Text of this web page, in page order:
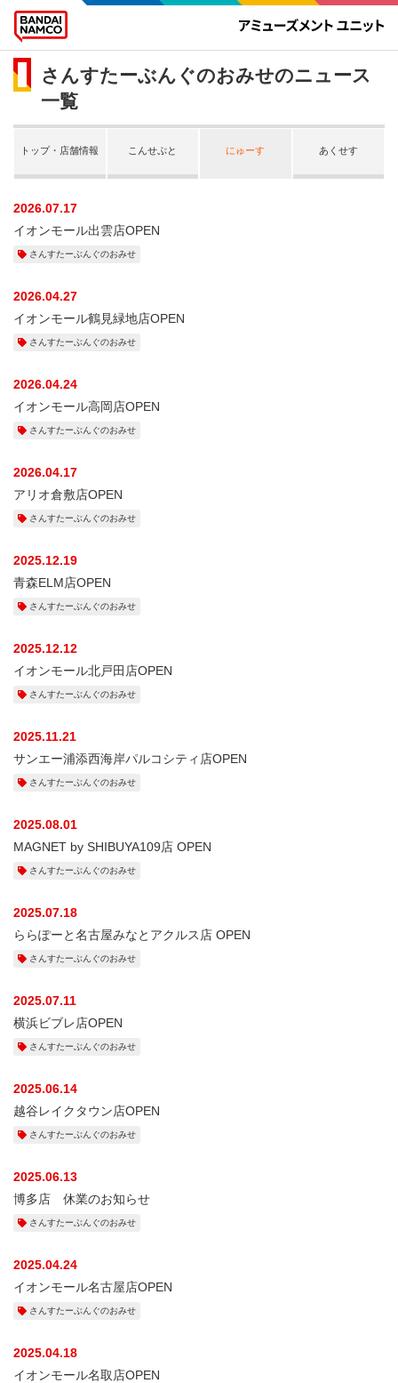
さんすたーぶんぐのおみせのニュース
一覧
トップ・店舗情報 こんせぷと にゅーす あくせす
2026.07.17
イオンモール出雲店OPEN
さんすたーぶんぐのおみせ
2026.04.27
イオンモール鶴見緑地店OPEN
さんすたーぶんぐのおみせ
2026.04.24
イオンモール高岡店OPEN
さんすたーぶんぐのおみせ
2026.04.17
アリオ倉敷店OPEN
さんすたーぶんぐのおみせ
2025.12.19
青森ELM店OPEN
さんすたーぶんぐのおみせ
2025.12.12
イオンモール北戸田店OPEN
さんすたーぶんぐのおみせ
2025.11.21
サンエー浦添西海岸パルコシティ店OPEN
さんすたーぶんぐのおみせ
2025.08.01
MAGNET by SHIBUYA109店 OPEN
さんすたーぶんぐのおみせ
2025.07.18
ららぽーと名古屋みなとアクルス店 OPEN
さんすたーぶんぐのおみせ
2025.07.11
横浜ビブレ店OPEN
さんすたーぶんぐのおみせ
2025.06.14
越谷レイクタウン店OPEN
さんすたーぶんぐのおみせ
2025.06.13
博多店 休業のお知らせ
さんすたーぶんぐのおみせ
2025.04.24
イオンモール名古屋店OPEN
さんすたーぶんぐのおみせ
2025.04.18
イオンモール名取店OPEN